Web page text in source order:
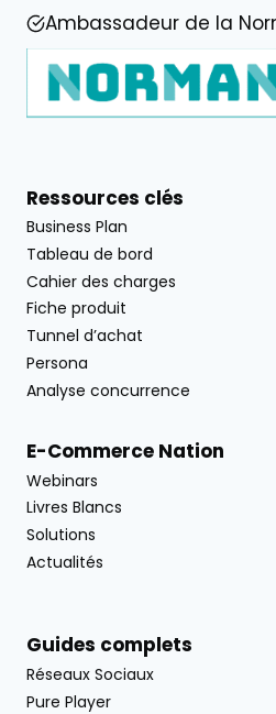
Ambassadeur de la
Ressources clés
Business Plan
Tableau de bord
Cahier des charges
Fiche produit
Tunnel d’achat
Persona
Analyse concurrence
E-Commerce Nation
Webinars
Livres Blancs
Solutions
Actualités
Guides complets
Réseaux Sociaux
Pure Player